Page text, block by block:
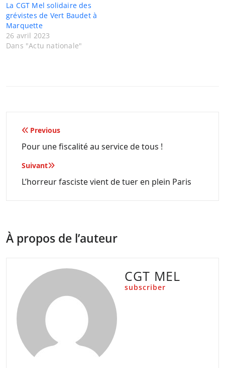
La CGT Mel solidaire des
grévistes de Vert Baudet à
Marquette
26 avril 2023
Dans "Actu nationale"
Navigation
de
l’article
Previous
Pour une fiscalité au service de tous !
Suivant
L’horreur fasciste vient de tuer en plein Paris
À propos de l’auteur
CGT MEL
subscriber